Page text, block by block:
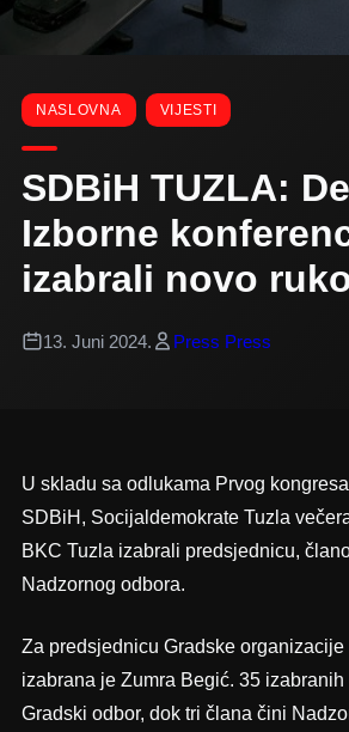
ZASTUPNICI
NASLOVNA VIJESTI
SDBiH TUZLA:
Izborne
izabrali novo
13. Juni 2024. Press Press
U skladu sa odlukama Prvog
SDBiH, Socijaldemokrate Tuzla
BKC Tuzla izabrali predsjednicu,
Nadzornog odbora.
Za predsjednicu Gradske
izabrana je Zumra Begić. 35
Gradski odbor, dok tri člana čini